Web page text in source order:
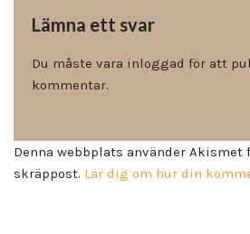
Lämna ett svar
Du måste vara inloggad för att
kommentar.
Denna webbplats använder
skräppost. Lär dig om hur din